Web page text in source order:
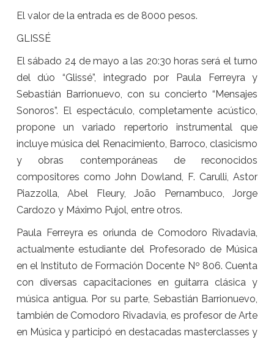
El valor de la entrada es de 8000 pesos.
GLISSÉ
El sábado 24 de mayo a las 20:30 horas será el turno
del dúo “Glissé”, integrado por Paula Ferreyra y
Sebastián Barrionuevo, con su concierto “Mensajes
Sonoros”. El espectáculo, completamente acústico,
propone un variado repertorio instrumental que
incluye música del Renacimiento, Barroco, clasicismo
y obras contemporáneas de reconocidos
compositores como John Dowland, F. Carulli, Astor
Piazzolla, Abel Fleury, João Pernambuco, Jorge
Cardozo y Máximo Pujol, entre otros.
Paula Ferreyra es oriunda de Comodoro Rivadavia,
actualmente estudiante del Profesorado de Música
en el Instituto de Formación Docente Nº 806. Cuenta
con diversas capacitaciones en guitarra clásica y
música antigua. Por su parte, Sebastián Barrionuevo,
también de Comodoro Rivadavia, es profesor de Arte
en Música y participó en destacadas masterclasses y